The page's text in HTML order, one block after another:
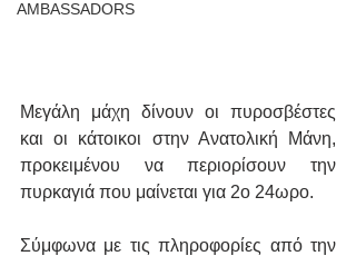
AMBASSADORS
Μεγάλη μάχη δίνουν οι πυροσβέστες
και οι κάτοικοι στην Ανατολική Μάνη,
προκειμένου να περιορίσουν την
πυρκαγιά που μαίνεται για 2ο 24ωρο.
Σύμφωνα με τις πληροφορίες από την